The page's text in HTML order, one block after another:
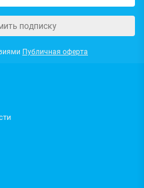
подписку
Публичная оферта